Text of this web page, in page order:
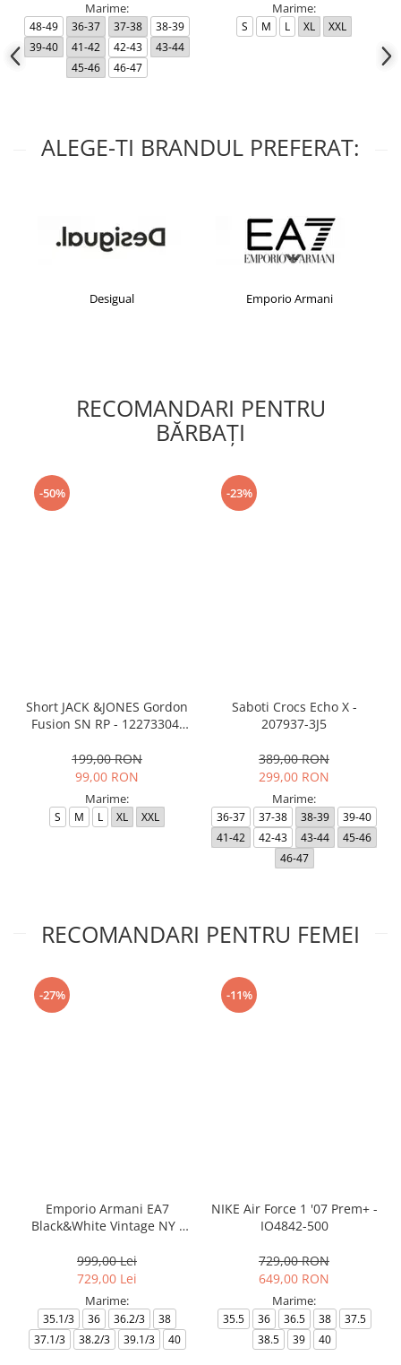
Marime:
48-49 36-37 37-38
38-39
39-40
41-42 42-43
43-44
45-46
46-47
Marime:
S M L XL XXL
ALEGE-TI BRANDUL PREFERAT:
Desigual Emporio Armani
RECOMANDARI PENTRU
BĂRBAŢI
-50%
Short JACK &JONES Gordon
Fusion SN RP - 12273304-
199,00 RON
99,00 RON
Marime:
S M L XL XXL
-23%
Saboti Crocs Echo X -
207937-3J5
389,00 RON
299,00 RON
Marime:
36-37 37-38 38-39
39-40
41-42
42-43 43-44
45-46
46-47
RECOMANDARI PENTRU FEMEI
-27%
Emporio Armani EA7
Black&White Vintage NY -
999,00 Lei
729,00 Lei
Marime:
35.1/3 36 36.2/3
38
37.1/3
38.2/3 39.1/3 40
-11%
NIKE Air Force 1 '07 Prem+ -
IO4842-500
729,00 RON
649,00 RON
Marime:
35.5 36 36.5 38
37.5
38.5
39 40